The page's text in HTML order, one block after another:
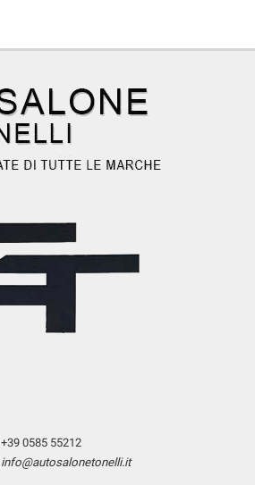
+39 0585 55212
info@autosalonetonelli.it